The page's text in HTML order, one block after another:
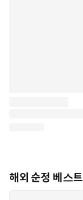
해외 순정 베스트